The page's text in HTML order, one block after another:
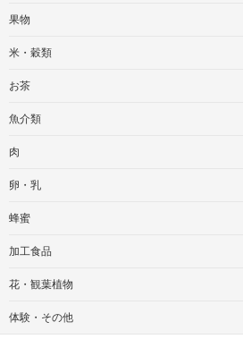
果物
米・穀類
お茶
魚介類
肉
卵・乳
蜂蜜
加工食品
花・観葉植物
体験・その他